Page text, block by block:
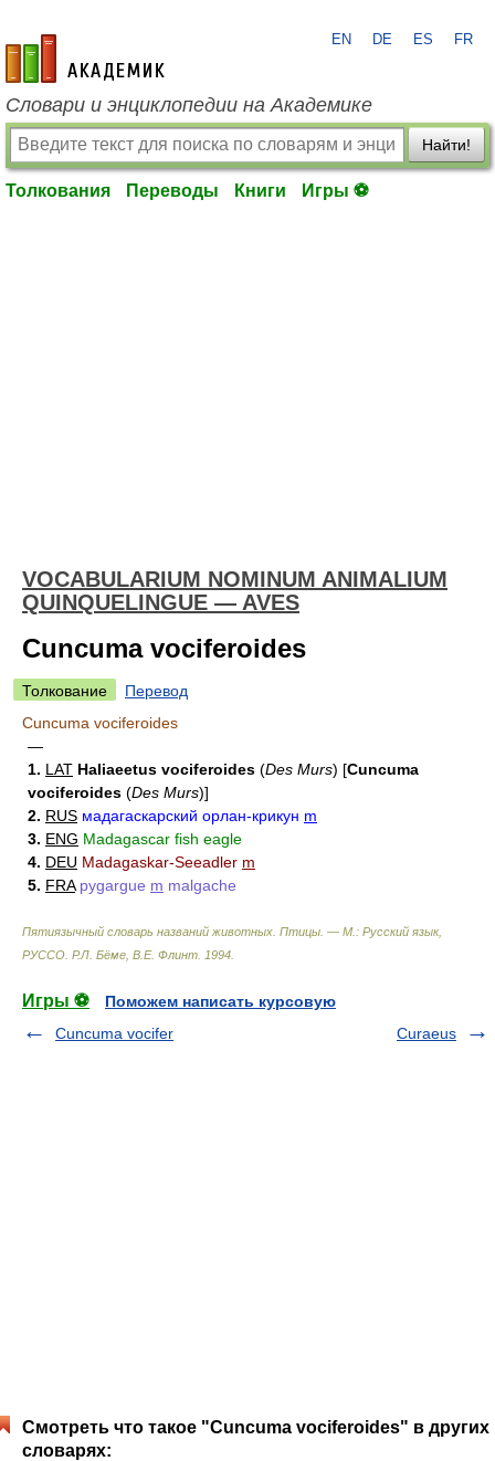
academic.ru
EN DE ES FR
Словари и энциклопедии на Академике
Найти!
Толкования Переводы Книги Игры ⚽
VOCABULARIUM NOMINUM ANIMALIUM
QUINQUELINGUE — AVES
Cuncuma vociferoides
Толкование
Перевод
Cuncuma vociferoides
—
1. LAT Haliaeetus vociferoides (Des Murs) [Cuncuma
vociferoides (Des Murs)]
2. RUS мадагаскарский орлан-крикун m
3. ENG Madagascar fish eagle
4. DEU Madagaskar-Seeadler m
5. FRA pygargue m malgache
Пятиязычный словарь названий животных. Птицы. — М.: Русский язык,
РУССО Р.Л. Бёме, В.Е. Флинт 1994
Игры ⚽
Поможем написать курсовую
Cuncuma vocifer
Curaeus
Смотреть что такое "Cuncuma vociferoides" в других
словарях: